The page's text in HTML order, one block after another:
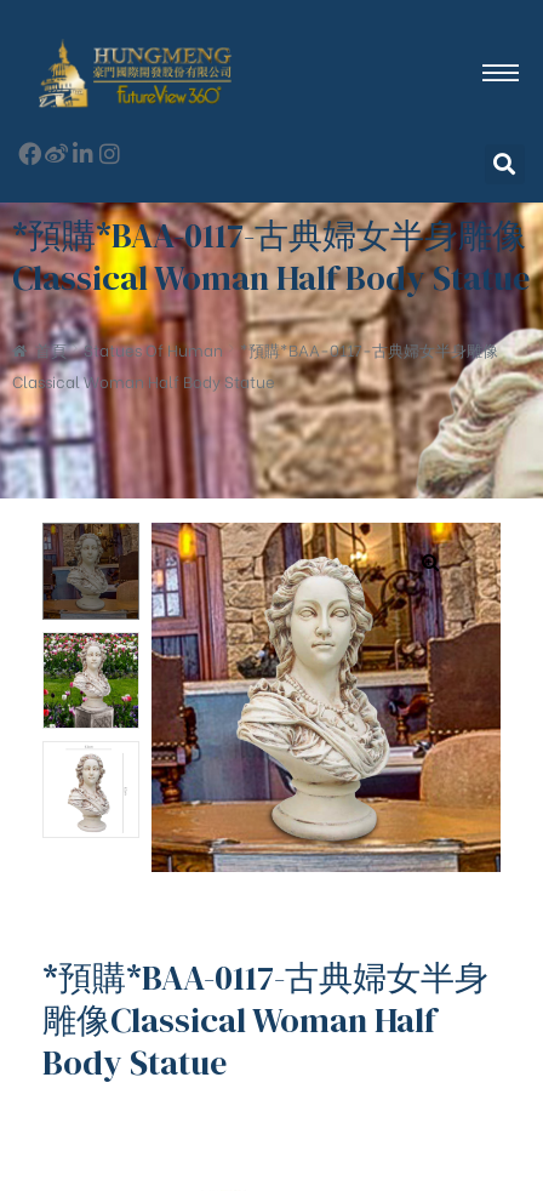
*預購*BAA-0117-古典婦女半身雕像
Classical Woman Half Body Statue
首頁 Statues Of Human
*預購*BAA-0117-古典婦女半身雕像
Classical Woman Half Body Statue
*預購*BAA-0117-古典婦女半身
雕像Classical Woman Half
Body Statue
含日本